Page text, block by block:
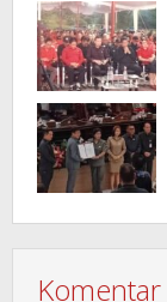
Komentar